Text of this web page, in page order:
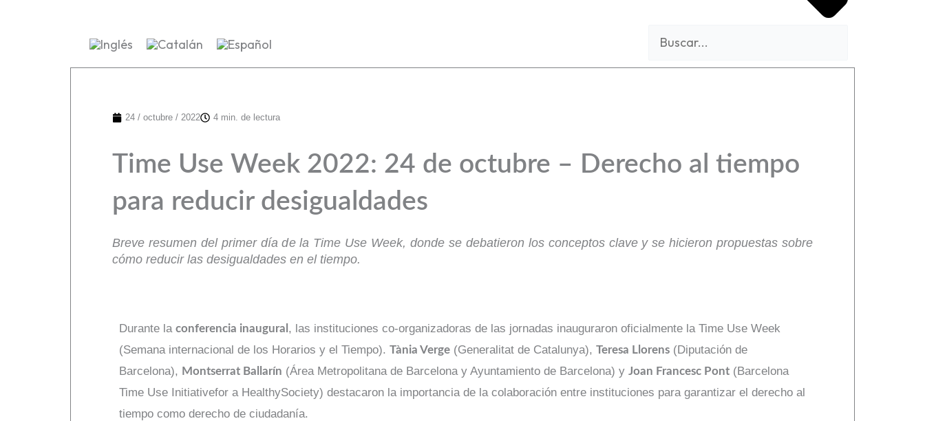
24 / octubre / 2022 4 min. de lectura
Time Use Week 2022: 24 de octubre – Derecho al tiempo
para reducir desigualdades
Breve resumen del primer día de la Time Use Week, donde se debatieron los conceptos clave y se hicieron propuestas sobre
cómo reducir las desigualdades en el tiempo.
Durante la conferencia inaugural , las instituciones co-organizadoras de las jornadas inauguraron oficialmente la Time Use Week
(Semana internacional de los Horarios y el Tiempo). Tània Verge (Generalitat de Catalunya), Teresa Llorens (Diputación de
Barcelona), Montserrat Ballarín (Área Metropolitana de Barcelona y Ayuntamiento de Barcelona) y Joan Francesc Pont (Barcelona
Time Use Initiativefor a HealthySociety) destacaron la importancia de la colaboración entre instituciones para garantizar el derecho al
tiempo como derecho de ciudadanía.